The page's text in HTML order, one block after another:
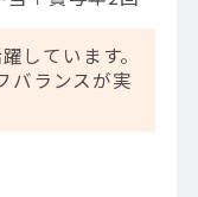
しています。
バランスが実